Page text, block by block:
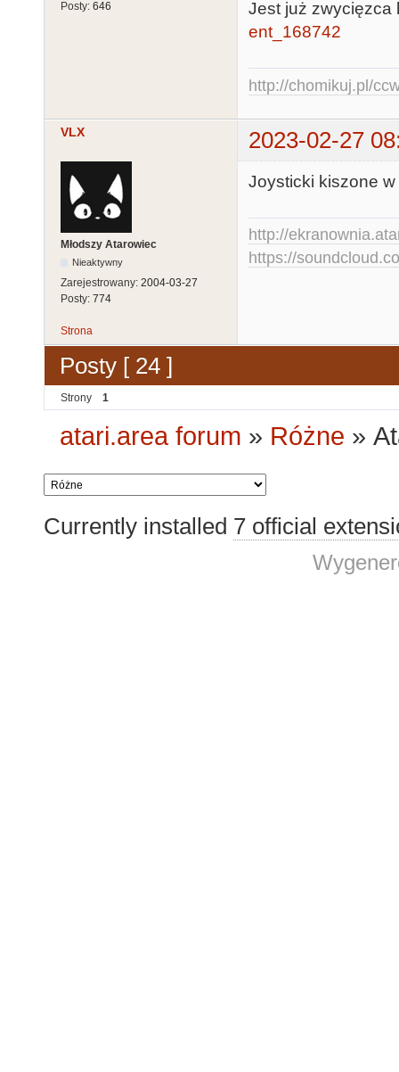
Posty: 646
Jest już
ent_168742
http://chomikuj.pl/
VLX 2023-02-27
Młodszy Atarowiec
Nieaktywny
Zarejestrowany: 2004-03-27
Posty: 774
Joysticki kiszone w
http://
https://
Strona
Posty [ 24 ]
Strony 1
atari.area forum » Różne »
Currently installed 7 official